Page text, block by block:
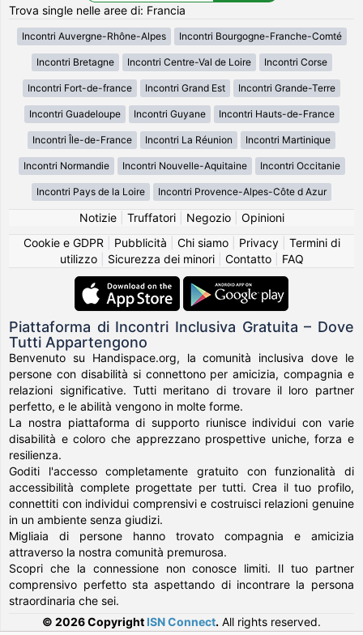
Trova single nelle aree di: Francia
Incontri Auvergne-Rhône-Alpes Incontri Bourgogne-Franche-Comté
Incontri Bretagne Incontri Centre-Val de Loire Incontri Corse
Incontri Fort-de-france Incontri Grand Est Incontri Grande-Terre
Incontri Guadeloupe Incontri Guyane Incontri Hauts-de-France
Incontri Île-de-France Incontri La Réunion Incontri Martinique
Incontri Normandie Incontri Nouvelle-Aquitaine Incontri Occitanie
Incontri Pays de la Loire Incontri Provence-Alpes-Côte d Azur
Notizie| Truffatori| Negozio| Opinioni
Cookie e GDPR
Pubblicità Chi siamo| Privacy| Termini di
utilizzo| Sicurezza dei minori| Contatto| FAQ
Piattaforma di Incontri Inclusiva Gratuita – Dove
Tutti Appartengono
Benvenuto su Handispace.org, la comunità inclusiva dove le
persone con disabilità si connettono per amicizia, compagnia e
relazioni significative. Tutti meritano di trovare il loro partner
perfetto, e le abilità vengono in molte forme.
La nostra piattaforma di supporto riunisce individui con varie
disabilità e coloro che apprezzano prospettive uniche, forza e
resilienza.
Goditi l'accesso completamente gratuito con funzionalità di
accessibilità complete progettate per tutti. Crea il tuo profilo,
connettiti con individui comprensivi e costruisci relazioni genuine
in un ambiente senza giudizi.
Migliaia di persone hanno trovato compagnia e amicizia
attraverso la nostra comunità premurosa.
Scopri che la connessione non conosce limiti. Il tuo partner
comprensivo perfetto sta aspettando di incontrare la persona
straordinaria che sei.
© 2026 Copyright ISN Connect. All rights reserved.